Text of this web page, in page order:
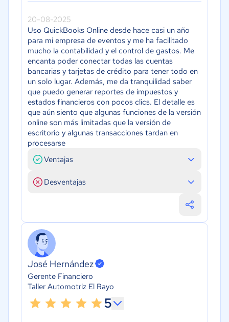
20-08-2025
Uso QuickBooks Online desde hace casi un año
para mi empresa de eventos y me ha facilitado
mucho la contabilidad y el control de gastos. Me
encanta poder conectar todas las cuentas
bancarias y tarjetas de crédito para tener todo en
un solo lugar. Además, me da tranquilidad saber
que puedo generar reportes de impuestos y
estados financieros con pocos clics. El detalle es
que aún siento que algunas funciones de la versión
online son más limitadas que la versión de
escritorio y algunas transacciones tardan en
procesarse
Ventajas
Desventajas
José Hernández
Gerente Financiero
Taller Automotriz El Rayo
5